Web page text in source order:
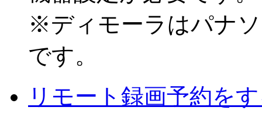
※ディモーラはパナ
です。
リモート録画予約を